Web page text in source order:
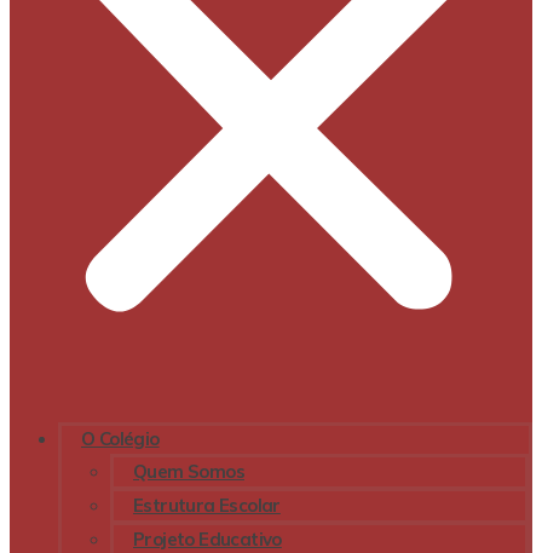
O Colégio
Quem Somos
Estrutura Escolar
Projeto Educativo